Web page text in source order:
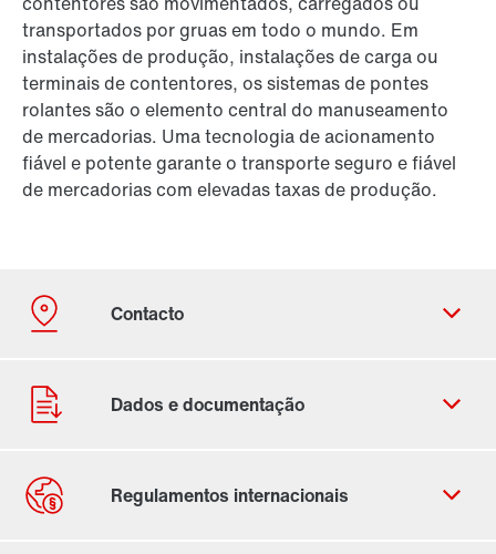
transportados por gruas em todo o mundo. Em
instalações de produção, instalações de carga ou
terminais de contentores, os sistemas de pontes
rolantes são o elemento central do manuseamento
de mercadorias. Uma tecnologia de acionamento
fiável e potente garante o transporte seguro e fiável
de mercadorias com elevadas taxas de produção.